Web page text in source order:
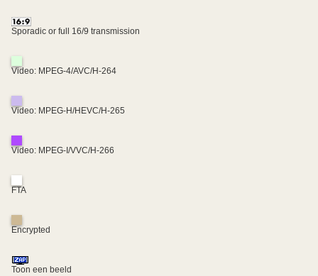
Sporadic or full 16/9 transmission
Video: MPEG-4/AVC/H-264
Video: MPEG-H/HEVC/H-265
Video: MPEG-I/VVC/H-266
FTA
Encrypted
Toon een beeld